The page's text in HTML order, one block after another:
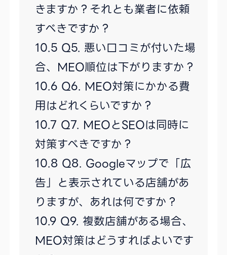
きますか？それとも業者に依頼
すべきですか？
Q5. 悪い口コミが付いた場
合、MEO順位は下がりますか？
Q6. MEO対策にかかる費
用はどれくらいですか？
Q7. MEOとSEOは同時に
対策すべきですか？
Q8. Googleマップで「広
告」と表示されている店舗があ
りますが、あれは何ですか？
Q9. 複数店舗がある場合、
MEO対策はどうすればよいです